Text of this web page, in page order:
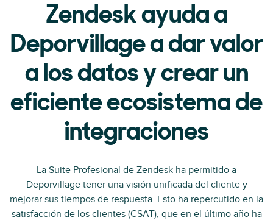
Zendesk ayuda a
Deporvillage a dar valor
a los datos y crear un
eficiente ecosistema de
integraciones
La Suite Profesional de Zendesk ha permitido a
Deporvillage tener una visión unificada del cliente y
mejorar sus tiempos de respuesta. Esto ha repercutido en la
satisfacción de los clientes (CSAT), que en el último año ha